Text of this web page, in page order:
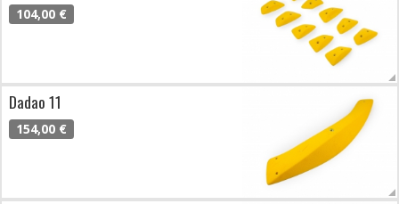
104,00 €
Dadao 11
154,00 €